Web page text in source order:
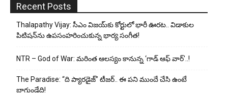
Recent Posts
Thalapathy Vijay: సీఎం విజయ్‌కు కోర్టులో భారీ ఊరట.. విడాకుల
పిటిషన్‌ను ఉపసంహరించుకున్న భార్య సంగీత!
NTR – God of War: మరింత ఆలస్యం కానున్న ‘గాడ్ ఆఫ్ వార్’..!
The Paradise: “ది ప్యారడైజ్” టీజర్.. ఈ పని ముందే చేసి ఉంటే
బాగుండేది!